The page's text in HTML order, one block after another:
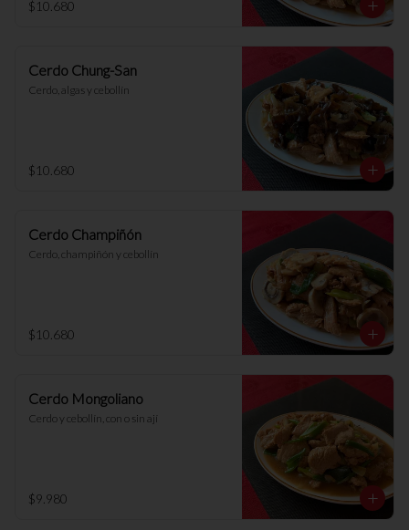
$10.680
Cerdo Chung-San
Cerdo, algas y cebollín
$10.680
Cerdo Champiñón
Cerdo, champiñón y cebollín
$10.680
Cerdo Mongoliano
Cerdo y cebollín, con o sin ají
$9.980